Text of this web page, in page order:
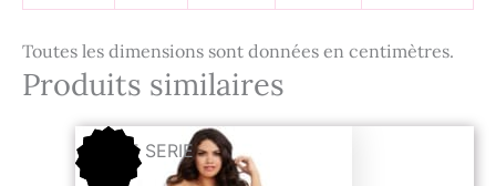
Toutes les dimensions sont données en centimètres.
Produits similaires
FIN DE SERIE
prix
initial
Le
prix
actuel